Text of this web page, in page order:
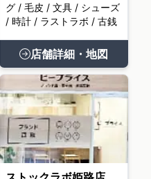
グ / 毛皮 / 文具 / シューズ
/ 時計 / ラストラボ / 古銭
店舗詳細・地図